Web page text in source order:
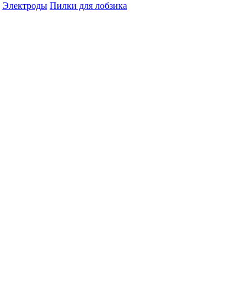
Электроды Пилки для лобзика